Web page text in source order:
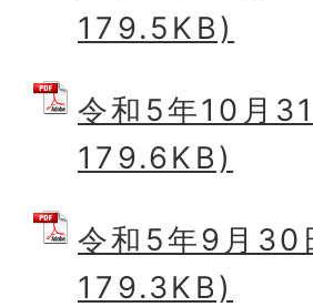
179.5KB)
令和5年10月
179.6KB)
令和5年9月30
179.3KB)